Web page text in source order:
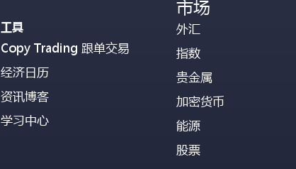
工具
Copy Trading 跟单交易
经济日历
资讯博客
学习中心
市场
外汇
指数
贵金属
加密货币
能源
股票